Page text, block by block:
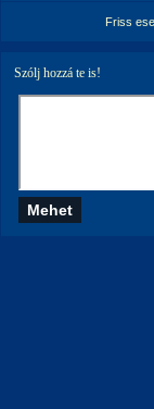
Friss
Szólj hozzá te is!